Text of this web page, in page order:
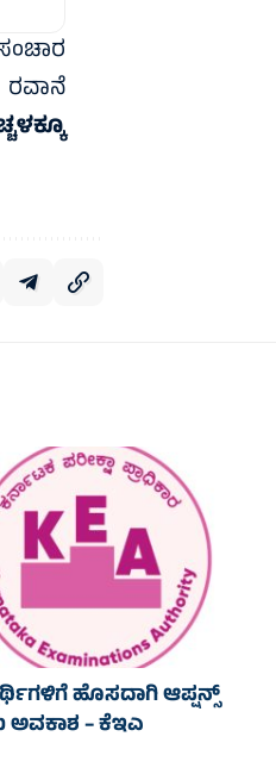
ಹೊಸದಾಗಿ ಆಪ್ಷನ್ಸ್
ಅವಕಾಶ – ಕೆಇಎ